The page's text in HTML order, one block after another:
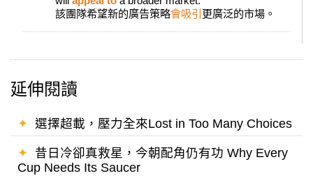
該團隊希望新的廣告策略會吸引 更廣泛的市場。
延伸閱讀
✦ 選擇超載，壓力全來Lost in Too Many Choices
✦ 昔日冷卻真救星，今朝配角仍有功 Why Every
Cup Needs Its Saucer